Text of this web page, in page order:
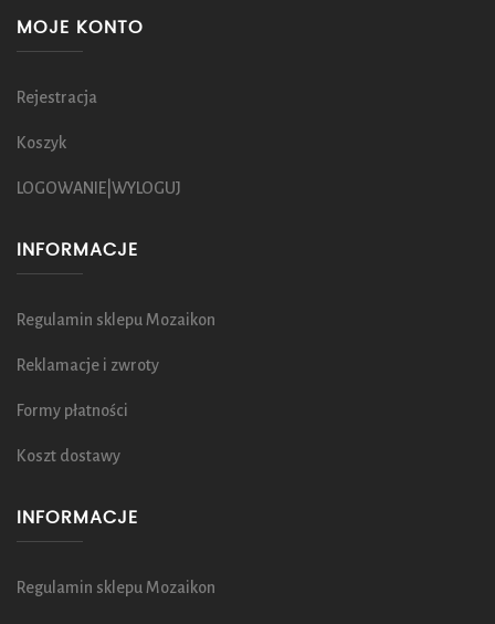
MOJE KONTO
Rejestracja
Koszyk
LOGOWANIE|WYLOGUJ
INFORMACJE
Regulamin sklepu Mozaikon
Reklamacje i zwroty
Formy płatności
Koszt dostawy
INFORMACJE
Regulamin sklepu Mozaikon